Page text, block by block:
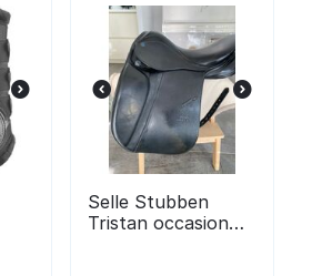
Selle Stubben
Tristan occasion